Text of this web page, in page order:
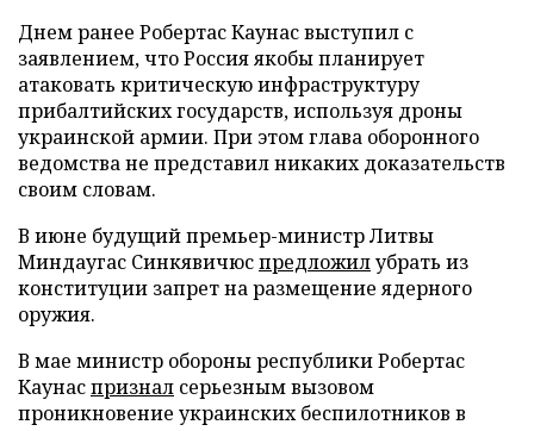
Днем ранее Робертас Каунас выступил с
заявлением, что Россия якобы планирует
атаковать критическую инфраструктуру
прибалтийских государств, используя дроны
украинской армии. При этом глава оборонного
ведомства не представил никаких доказательств
своим словам.
В июне будущий премьер-министр Литвы
Миндаугас Синкявичюспредложилубрать из
конституции запрет на размещение ядерного
оружия.
В мае министр обороны республики Робертас
Каунаспризнал серьезным вызовом
проникновение украинских беспилотников в